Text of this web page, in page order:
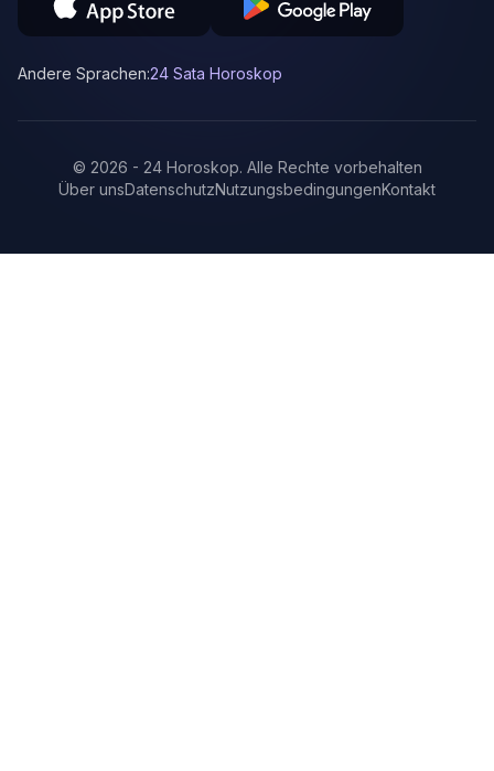
Andere Sprachen:24 Sata Horoskop
© 2026 - 24 Horoskop. Alle Rechte vorbehalten
Über unsDatenschutzNutzungsbedingungenKontakt